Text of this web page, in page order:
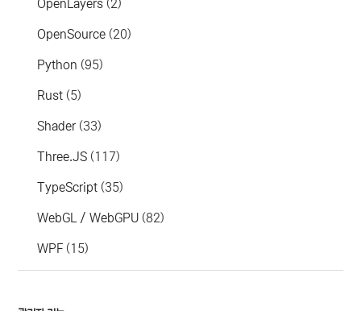
OpenLayers (2)
OpenSource (20)
Python (95)
Rust (5)
Shader(33)
Three.JS (117)
TypeScript (35)
WebGL / WebGPU (82)
WPF (15)